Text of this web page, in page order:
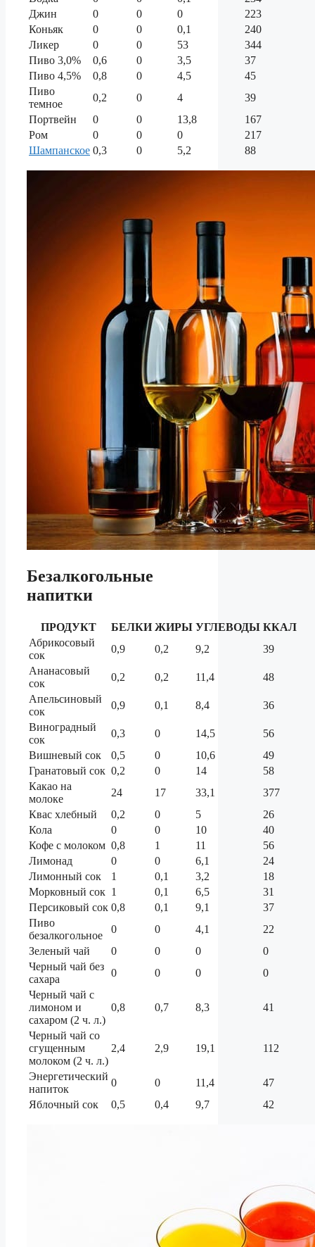
Джин
0 0 0
223
Коньяк
0 0 0,1
240
Ликер
0 0 53
344
Пиво 3,0%
0,6 0 3,5
37
Пиво 4,5%
0,8 0 4,5
45
Пиво
темное
0,2 0 4
39
Портвейн
0 0 13,8
167
Ром
0 0 0
217
Шампанское 0,3 0 5,2 88
Безалкогольные
напитки
ПРОДУКТ БЕЛКИ ЖИРЫ УГЛЕВОДЫ ККАЛ
Абрикосовый
сок
0,9 0,2 9,2
39
Ананасовый
сок
0,2 0,2 11,4
48
Апельсиновый
сок
0,9 0,1 8,4
36
Виноградный
сок
0,3 0 14,5
56
Вишневый сок
0,5 0 10,6
49
Гранатовый сок 0,2 0 14
58
Какао на
молоке
24 17 33,1
377
Квас хлебный
0,2 0 5
26
Кола
0 0 10
40
Кофе с молоком 0,8 1 11
56
Лимонад
0 0 6,1
24
Лимонный сок
1 0,1 3,2
18
Морковный сок 1 0,1 6,5
31
Персиковый сок 0,8 0,1 9,1
37
Пиво
безалкогольное
0 0 4,1
22
Зеленый чай
0 0 0
0
Черный чай без
сахара
0 0 0
0
Черный чай с
лимоном и
сахаром (2 ч. л.)
0,8 0,7 8,3 41
Черный чай со
сгущенным
молоком (2 ч. л.)
2,4 2,9 19,1 112
Энергетический
напиток
0 0 11,4
47
Яблочный сок
0,5 0,4 9,7 42